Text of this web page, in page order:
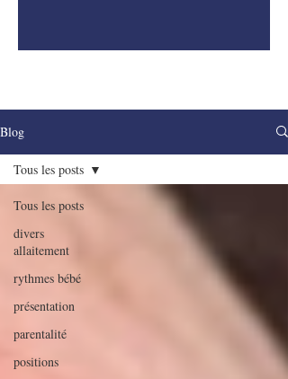
Blog
Tous les posts
divers
allaitement
rythmes bébé
présentation
parentalité
positions
Tous les posts